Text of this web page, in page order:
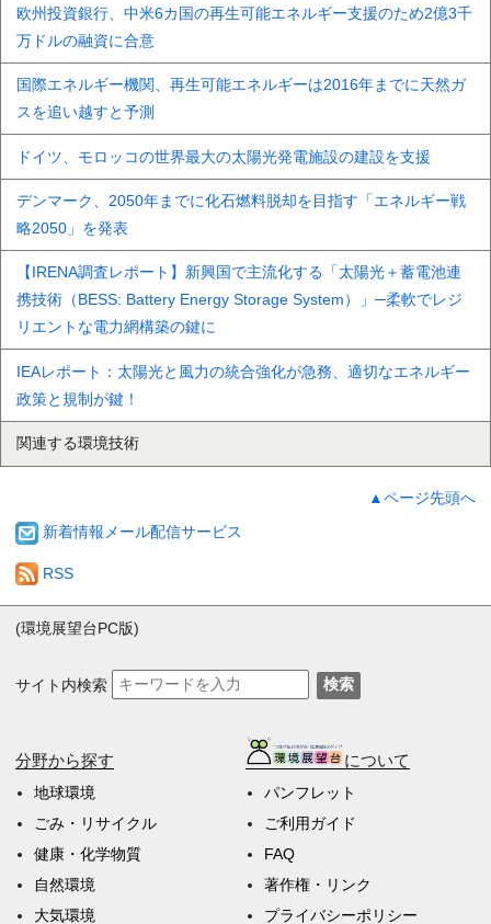
欧州投資銀行、中米6カ国の再生可能エネルギー支援のため2億3千
万ドルの融資に合意
国際エネルギー機関、再生可能エネルギーは2016年までに天然ガ
スを追い越すと予測
ドイツ、モロッコの世界最大の太陽光発電施設の建設を支援
デンマーク、2050年までに化石燃料脱却を目指す「エネルギー戦
略2050」を発表
【IRENA調査レポート】新興国で主流化する「太陽光＋蓄電池連
携技術（BESS: Battery Energy Storage System）」─柔軟でレジ
リエントな電力網構築の鍵に
IEAレポート：太陽光と風力の統合強化が急務、適切なエネルギー
政策と規制が鍵！
関連する環境技術
▲ページ先頭へ
新着情報メール配信サービス
RSS
(環境展望台PC版)
サイト内検索 検索
分野から探す
地球環境
ごみ・リサイクル
健康・化学物質
自然環境
大気環境
について
パンフレット
ご利用ガイド
FAQ
著作権・リンク
プライバシーポリシー